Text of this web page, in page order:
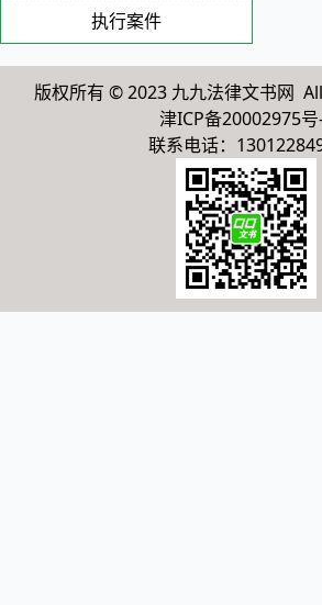
执行案件
版权所有 © 2023 九九法律文书网
津ICP备20002975
联系电话：